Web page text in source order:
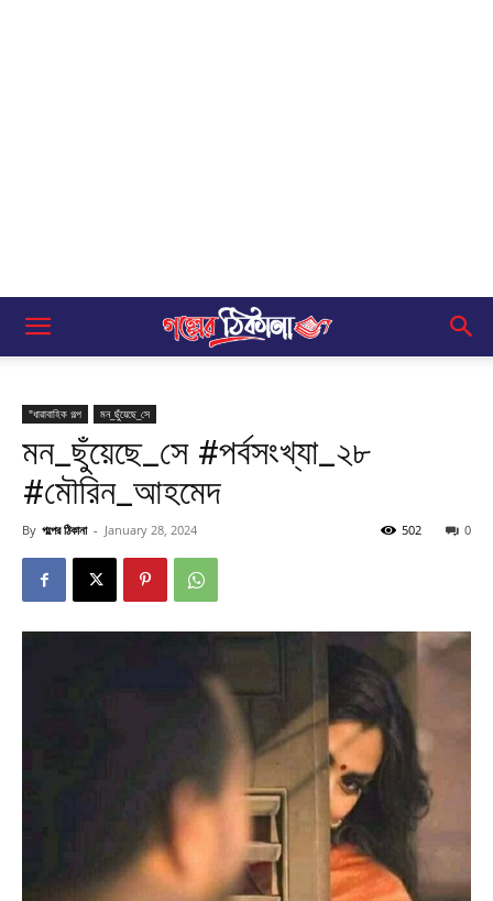
"ধারাবাহিক গল্প মন_ছুঁয়েছে_সে
মন_ছুঁয়েছে_সে #পর্বসংখ্যা_২৮
#মৌরিন_আহমেদ
By গল্পের ঠিকানা - January 28, 2024 0
502